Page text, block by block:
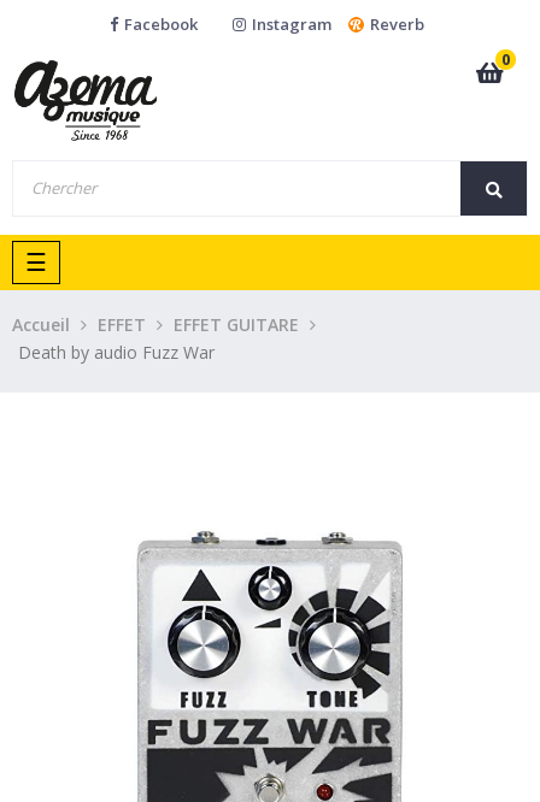
Facebook Instagram
Reverb
0
Basculer
la
navigation
☰
Accueil EFFET
EFFET GUITARE
Death by audio Fuzz War